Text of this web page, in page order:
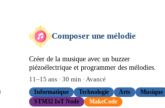
Composer une mélodie
Créer de la musique avec un buzzer
piézoélectrique et programmer des mélodies.
11–15 ans · 30 min · Avancé
Informatique
Technologie Arts
Musique
STM32 IoT Node
MakeCode